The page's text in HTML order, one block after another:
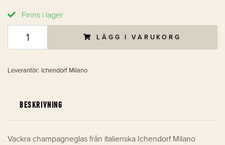
Finns i lager
LÄGG I VARUKORG
Leverantör: Ichendorf Milano
BESKRIVNING
Vackra champagneglas från italienska Ichendorf Milano